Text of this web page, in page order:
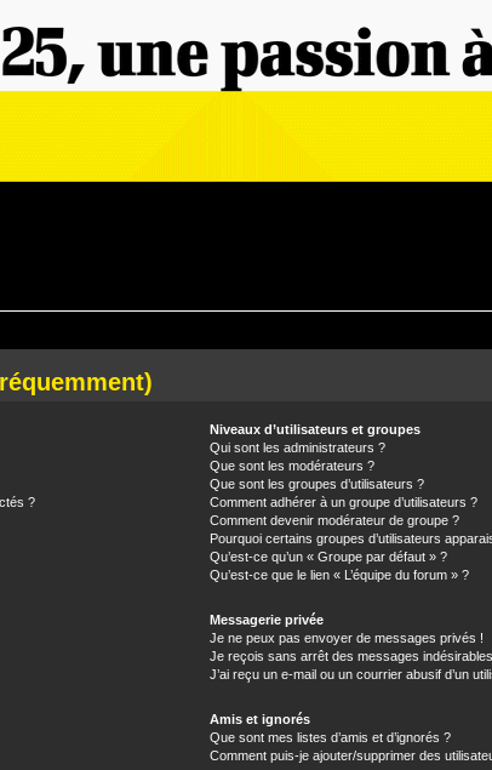
?
Niveaux d’utilisateurs et groupes
Qui sont les administrateurs ?
Que sont les modérateurs ?
Que sont les groupes d’utilisateurs ?
Comment adhérer à un groupe d’utilisateurs ?
Comment devenir modérateur de groupe ?
Pourquoi certains groupes d’utilisateurs
Qu’est-ce qu’un « Groupe par défaut » ?
Qu’est-ce que le lien « L’équipe du forum » ?
Messagerie privée
Je ne peux pas envoyer de messages privés !
Je reçois sans arrêt des messages
J’ai reçu un e-mail ou un courrier abusif d’un
Amis et ignorés
Que sont mes listes d’amis et d’ignorés ?
Comment puis-je ajouter/supprimer des